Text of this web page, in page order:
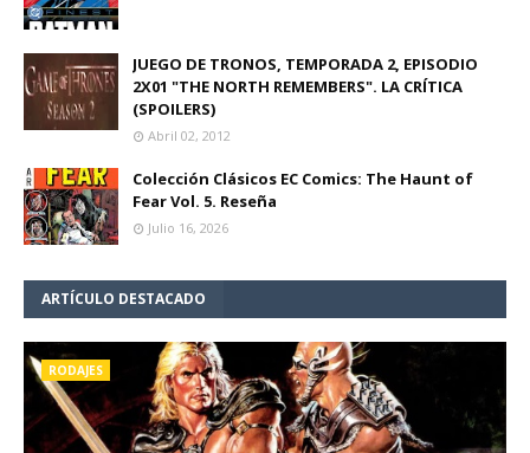
JUEGO DE TRONOS, TEMPORADA 2, EPISODIO
2X01 "THE NORTH REMEMBERS". LA CRÍTICA
(SPOILERS)
Abril 02, 2012
Colección Clásicos EC Comics: The Haunt of
Fear Vol. 5. Reseña
Julio 16, 2026
ARTÍCULO DESTACADO
RODAJES